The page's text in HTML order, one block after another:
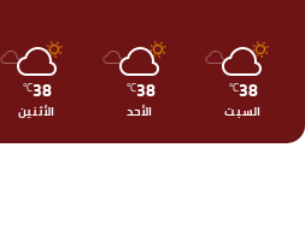
38
℃
السبت
38
℃
الأحد
38
℃
الأثنين